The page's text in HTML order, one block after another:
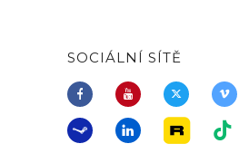
SOCIÁLNÍ SÍTĚ